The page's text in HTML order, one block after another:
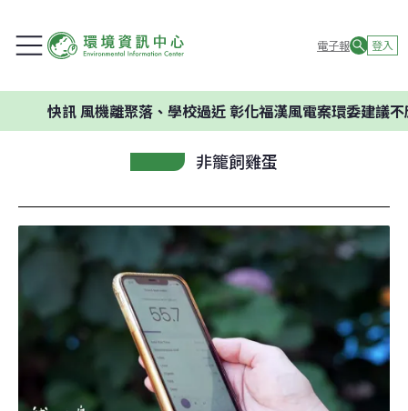
電子報 登入
風機離聚落、學校過近 彰化福漢風電案環委建議不應開發
非籠飼雞蛋